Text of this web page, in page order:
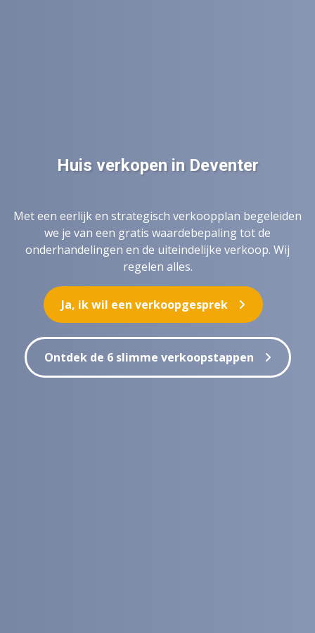
Huis verkopen in Deventer
Met een eerlijk en strategisch verkoopplan begeleiden
we je van een gratis waardebepaling tot de
onderhandelingen en de uiteindelijke verkoop. Wij
regelen alles.
Ja, ik wil een verkoopgesprek
Ontdek de 6 slimme verkoopstappen